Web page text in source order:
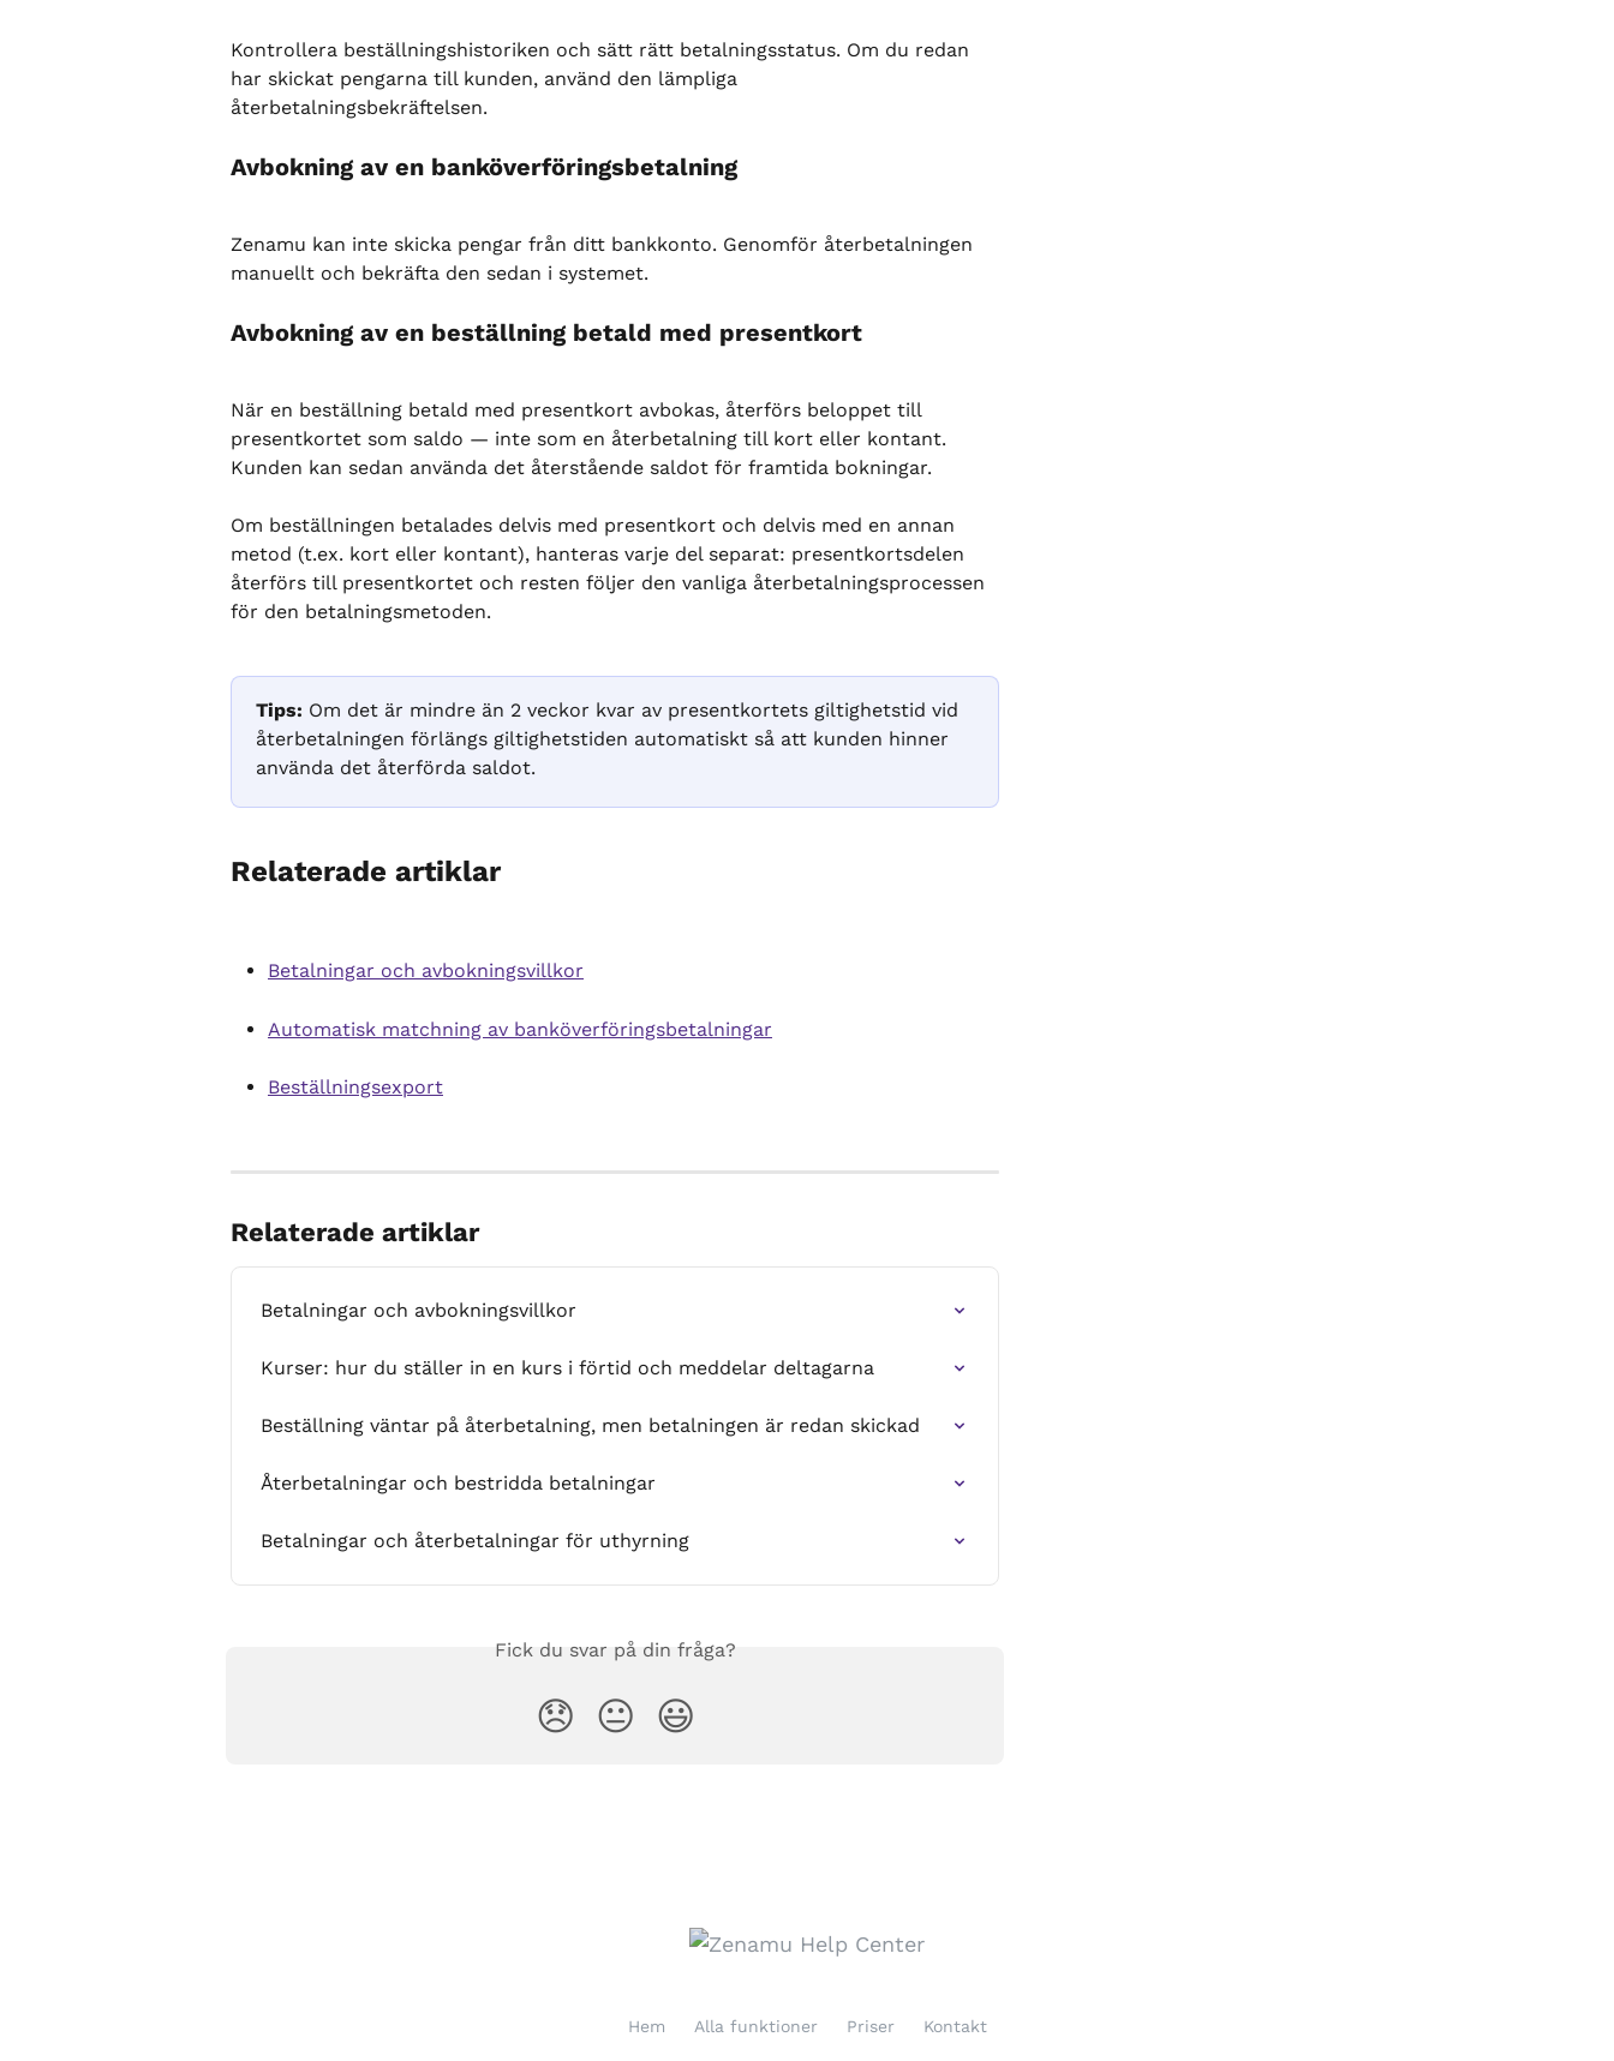
Kontrollera beställningshistoriken och sätt rätt betalningsstatus. Om du redan
har skickat pengarna till kunden, använd den lämpliga
återbetalningsbekräftelsen.
Avbokning av en banköverföringsbetalning
Zenamu kan inte skicka pengar från ditt bankkonto. Genomför återbetalningen
manuellt och bekräfta den sedan i systemet.
Avbokning av en beställning betald med presentkort
När en beställning betald med presentkort avbokas, återförs beloppet till
presentkortet som saldo — inte som en återbetalning till kort eller kontant.
Kunden kan sedan använda det återstående saldot för framtida bokningar.
Om beställningen betalades delvis med presentkort och delvis med en annan
metod (t.ex. kort eller kontant), hanteras varje del separat: presentkortsdelen
återförs till presentkortet och resten följer den vanliga återbetalningsprocessen
för den betalningsmetoden.
Tips: Om det är mindre än 2 veckor kvar av presentkortets giltighetstid vid
återbetalningen förlängs giltighetstiden automatiskt så att kunden hinner
använda det återförda saldot.
Relaterade artiklar
Betalningar och avbokningsvillkor
Automatisk matchning av banköverföringsbetalningar
Beställningsexport
Relaterade artiklar
Betalningar och avbokningsvillkor
Kurser: hur du ställer in en kurs i förtid och meddelar deltagarna
Beställning väntar på återbetalning, men betalningen är redan skickad
Återbetalningar och bestridda betalningar
Betalningar och återbetalningar för uthyrning
Fick du svar på din fråga?
😞 😐 😃
Hem Alla funktioner Priser Kontakt